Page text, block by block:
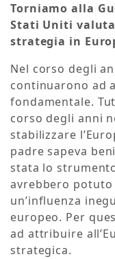
Torniamo alla
Stati Uniti
strategia in
Nel corso degli
continuarono ad
fondamentale.
corso degli anni
stabilizzare
padre sapeva
stata lo
avrebbero
un’influenza
europeo. Per
ad attribuire
strategica.